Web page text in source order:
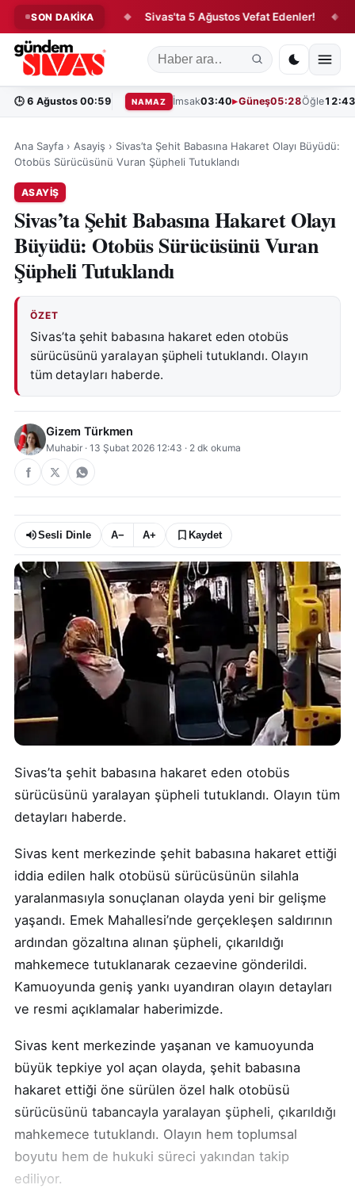
SON DAKİKA
Hareketliliği! Sivas'ta 5 Ağustos Vefat Edenler! ◆
🕒 6 Ağustos 00:59 NAMAZ İmsak03:40 Güneş05:28Öğle12:43
Ana Sayfa › Asayiş › Sivas’ta Şehit Babasına Hakaret Olayı Büyüdü:
Otobüs Sürücüsünü Vuran Şüpheli Tutuklandı
ASAYIŞ
Sivas’ta Şehit Babasına Hakaret Olayı
Büyüdü: Otobüs Sürücüsünü Vuran
Şüpheli Tutuklandı
ÖZET
Sivas’ta şehit babasına hakaret eden otobüs
sürücüsünü yaralayan şüpheli tutuklandı. Olayın
tüm detayları haberde.
Gizem Türkmen
Muhabir · 13 Şubat 2026 12:43 · 2 dk okuma
Sesli Dinle A− A+ Kaydet
Sivas’ta şehit babasına hakaret eden otobüs
sürücüsünü yaralayan şüpheli tutuklandı. Olayın tüm
detayları haberde.
Sivas kent merkezinde şehit babasına hakaret ettiği
iddia edilen halk otobüsü sürücüsünün silahla
yaralanmasıyla sonuçlanan olayda yeni bir gelişme
yaşandı. Emek Mahallesi’nde gerçekleşen saldırının
ardından gözaltına alınan şüpheli, çıkarıldığı
mahkemece tutuklanarak cezaevine gönderildi.
Kamuoyunda geniş yankı uyandıran olayın detayları
ve resmi açıklamalar haberimizde.
Sivas kent merkezinde yaşanan ve kamuoyunda
büyük tepkiye yol açan olayda, şehit babasına
hakaret ettiği öne sürülen özel halk otobüsü
sürücüsünü tabancayla yaralayan şüpheli, çıkarıldığı
mahkemece tutuklandı. Olayın hem toplumsal
boyutu hem de hukuki süreci yakından takip
ediliyor.